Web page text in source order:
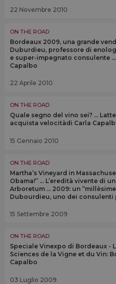
22 Novembre 2010
ON THE ROAD
Bordeaux 2009, una grande
Duburdieu, professore di
e super-impegnato consulente
Capalbo
22 Aprile 2010
ON THE ROAD
Quale segno del vino sei? …
acquista velocitàdi Carla
15 Gennaio 2010
ON THE ROAD
Martha’s Vineyard in
Obama!” … L’eredità vivente di
Arboretum … 2009: un
Dubourdieu, uno dei consulenti
15 Settembre 2009
ON THE ROAD
Speciale Vinexpo di Bordeaux -
Sciences de la Vigne et du Vin:
Capalbo
03 Luglio 2009